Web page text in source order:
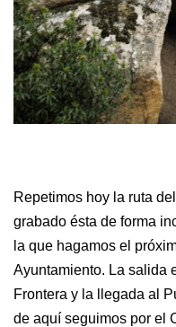
Repetimos hoy la ruta
grabado ésta de forma
la que hagamos el
Ayuntamiento. La salida
Frontera y la llegada al
de aquí seguimos por el